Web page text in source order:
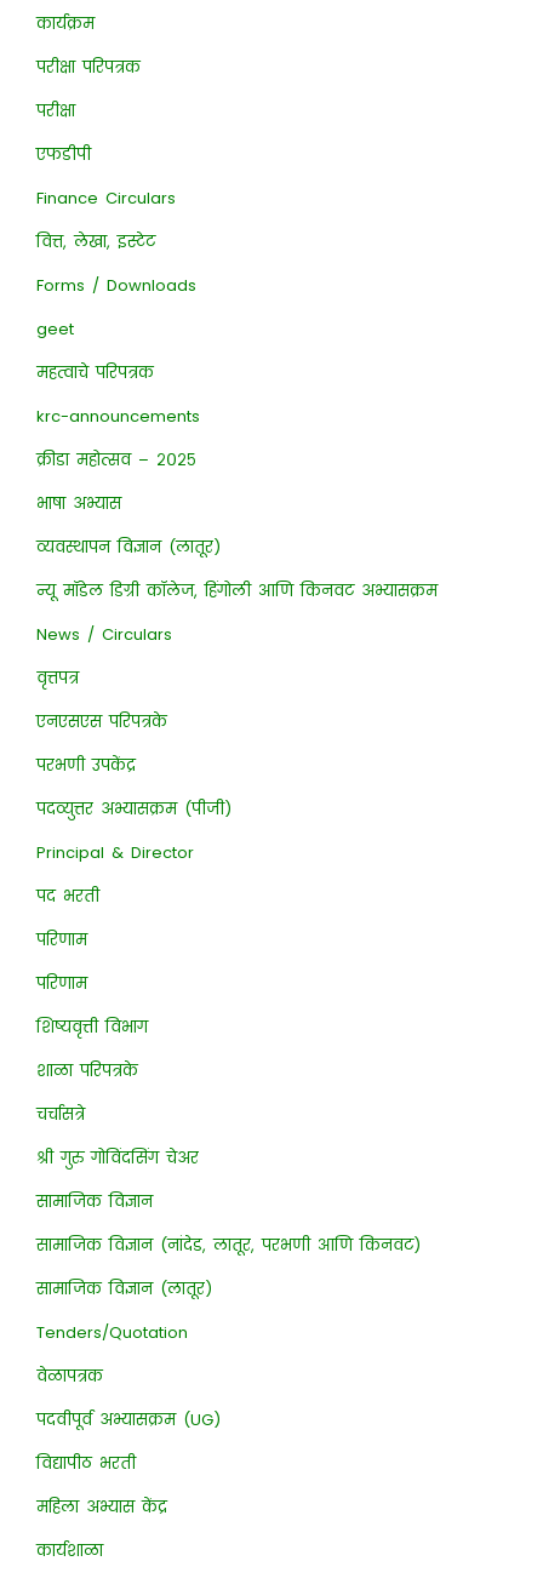
कार्यक्रम
परीक्षा परिपत्रक
परीक्षा
एफडीपी
Finance Circulars
वित्त, लेखा, इस्टेट
Forms / Downloads
geet
महत्वाचे परिपत्रक
krc-announcements
क्रीडा महोत्सव – २०२५
भाषा अभ्यास
व्यवस्थापन विज्ञान (लातूर)
न्यू मॉडेल डिग्री कॉलेज, हिंगोली आणि किनवट अभ्यासक्रम
News / Circulars
वृत्तपत्र
एनएसएस परिपत्रके
परभणी उपकेंद्र
पदव्युत्तर अभ्यासक्रम (पीजी)
Principal & Director
पद भरती
परिणाम
परिणाम
शिष्यवृत्ती विभाग
शाळा परिपत्रके
चर्चासत्रे
श्री गुरु गोविंदसिंग चेअर
सामाजिक विज्ञान
सामाजिक विज्ञान (नांदेड, लातूर, परभणी आणि किनवट)
सामाजिक विज्ञान (लातूर)
Tenders/Quotation
वेळापत्रक
पदवीपूर्व अभ्यासक्रम (UG)
विद्यापीठ भरती
महिला अभ्यास केंद्र
कार्यशाळा